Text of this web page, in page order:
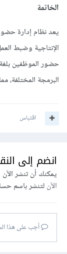
الخاتمة
يعد نظام إدارة
الإنتاجية وضبط
البرمجة المختلفة،
اقتباس
انضم إلى
يمكنك أن تنشر
الآنلتنشر باسم
أجب على هذا